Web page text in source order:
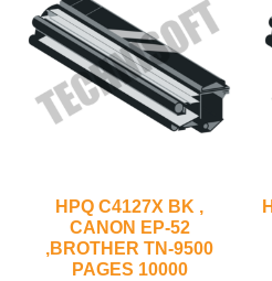
HPQ C4127X BK ,
CANON EP-52
,BROTHER TN-9500
PAGES 10000